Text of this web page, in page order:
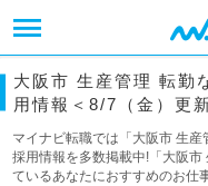
大阪市 生産管理 転勤
用情報＜8/7（金）更
マイナビ転職では「大阪市 生
採用情報を多数掲載中!「大阪
ているあなたにおすすめのお仕